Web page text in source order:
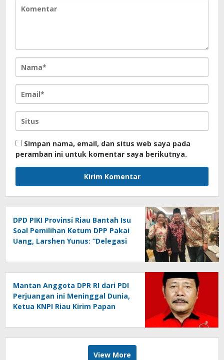
Simpan nama, email, dan situs web saya pada
peramban ini untuk komentar saya berikutnya.
DPD PIKI Provinsi Riau Bantah Isu
Soal Pemilihan Ketum DPP Pakai
Uang, Larshen Yunus: “Delegasi
100% Biaya Pribadi”
Mantan Anggota DPR RI dari PDI
Perjuangan ini Meninggal Dunia,
Ketua KNPI Riau Kirim Papan
View More